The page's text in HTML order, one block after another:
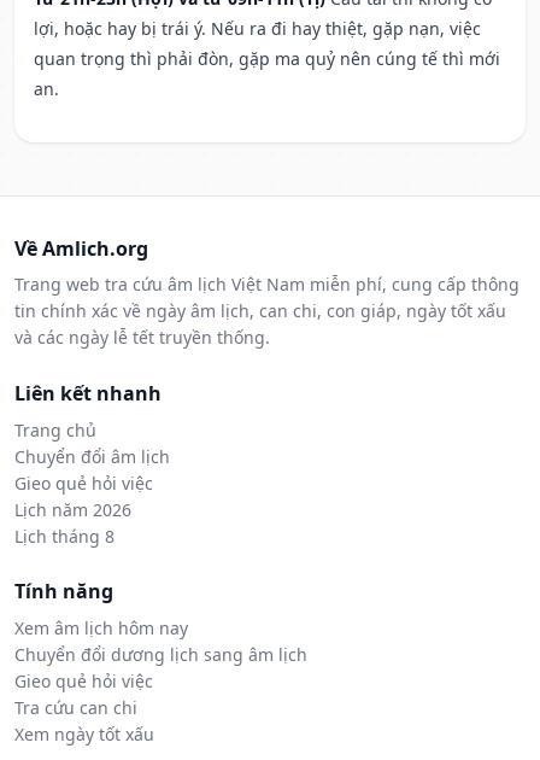
lợi, hoặc hay bị trái ý. Nếu ra đi hay thiệt, gặp nạn, việc
quan trọng thì phải đòn, gặp ma quỷ nên cúng tế thì mới
an.
Về Amlich.org
Trang web tra cứu âm lịch Việt Nam miễn phí, cung cấp thông
tin chính xác về ngày âm lịch, can chi, con giáp, ngày tốt xấu
và các ngày lễ tết truyền thống.
Liên kết nhanh
Trang chủ
Chuyển đổi âm lịch
Gieo quẻ hỏi việc
Lịch năm 2026
Lịch tháng 8
Tính năng
Xem âm lịch hôm nay
Chuyển đổi dương lịch sang âm lịch
Gieo quẻ hỏi việc
Tra cứu can chi
Xem ngày tốt xấu